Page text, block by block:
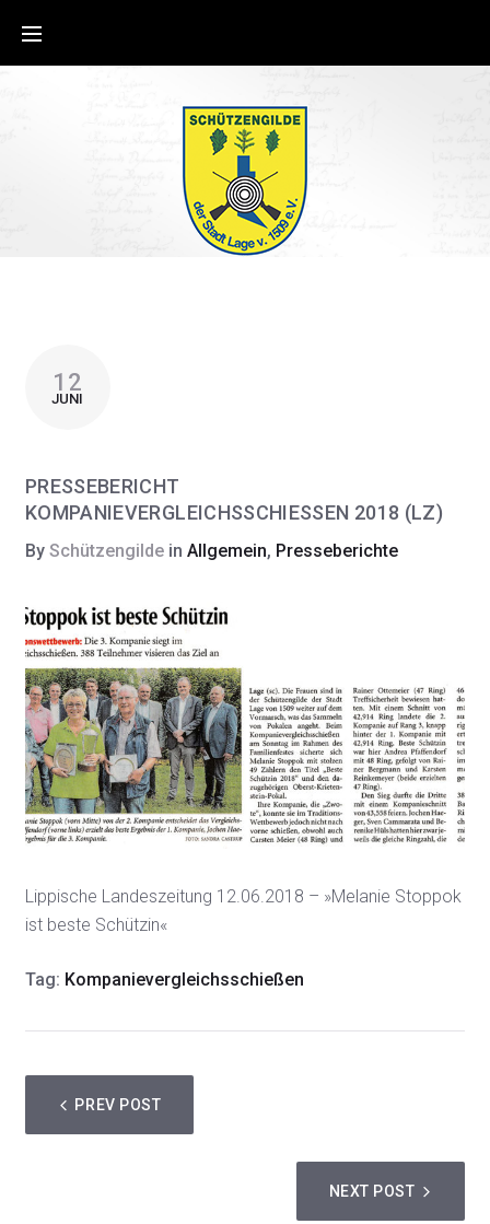
12
JUNI
PRESSEBERICHT
KOMPANIEVERGLEICHSSCHIESSEN 2018 (LZ)
By Schützengilde in Allgemein, Presseberichte
Lippische Landeszeitung 12.06.2018 – »Melanie Stoppok
ist beste Schützin«
Tag: Kompanievergleichsschießen
PREV POST
NEXT POST